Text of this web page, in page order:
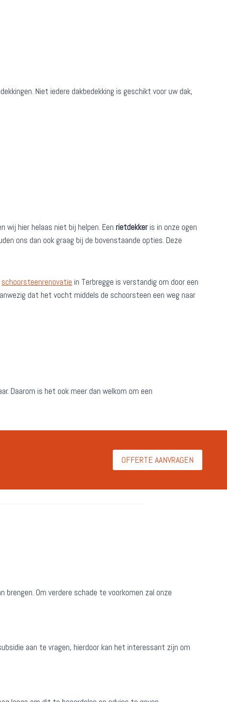
Niet iedere dakbedekking is geschikt voor uw dak,
wij hier helaas niet bij helpen. Een rietdekker is in onze ogen
ons dan ook graag bij de bovenstaande opties. Deze
schoorsteenrenovatie in Terbregge is verstandig om door een
dat het vocht middels de schoorsteen een weg naar
Daarom is het ook meer dan welkom om een
OFFERTE AANVRAGEN
Om verdere schade te voorkomen zal onze
aan te vragen, hierdoor kan het interessant zijn om